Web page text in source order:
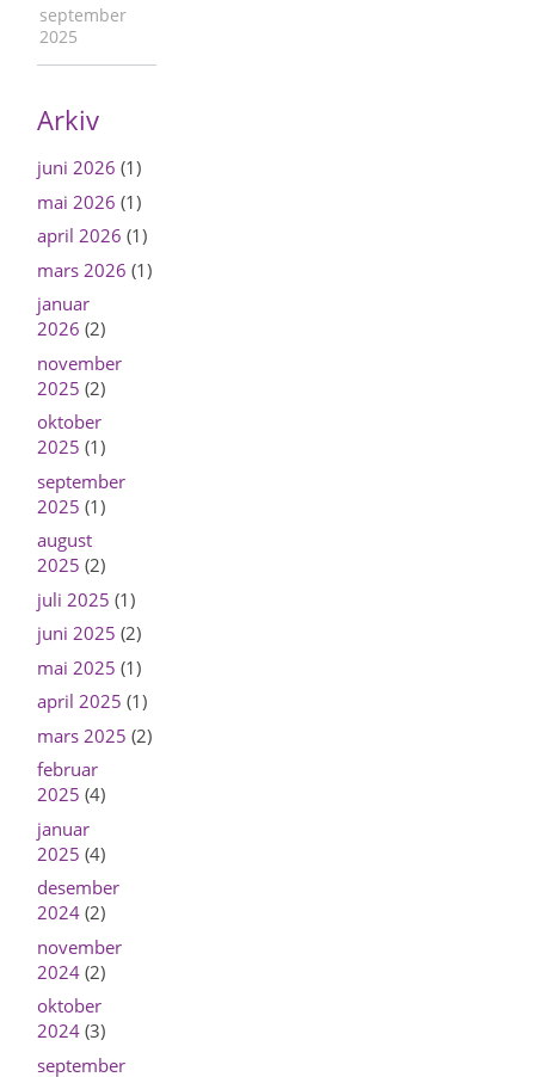
september
2025
Arkiv
juni 2026 (1)
mai 2026 (1)
april 2026 (1)
mars 2026 (1)
januar
2026 (2)
november
2025 (2)
oktober
2025 (1)
september
2025 (1)
august
2025 (2)
juli 2025 (1)
juni 2025 (2)
mai 2025 (1)
april 2025 (1)
mars 2025 (2)
februar
2025 (4)
januar
2025 (4)
desember
2024(2)
november
2024(2)
oktober
2024(3)
september